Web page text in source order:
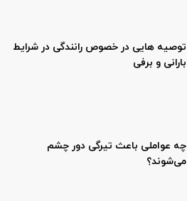
توصیه هایی در خصوص رانندگی در شرایط
بارانی و برفی
چه عواملی باعث تیرگی دور چشم
می‌شوند؟